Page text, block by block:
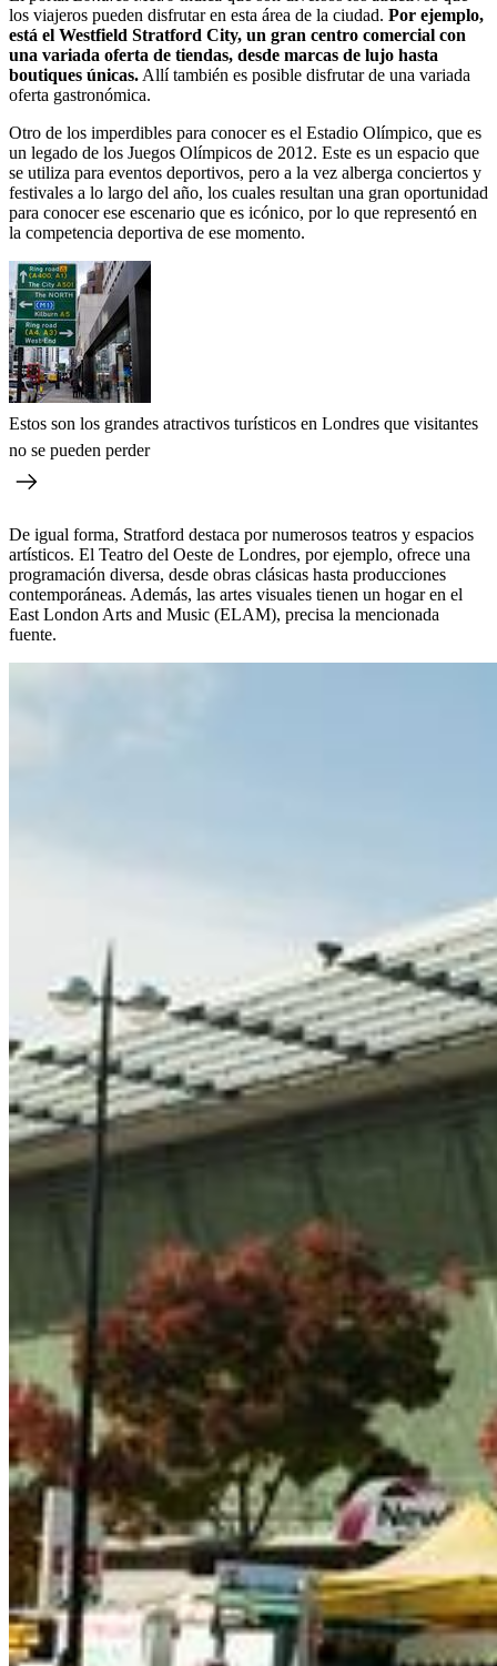
los viajeros pueden disfrutar en esta área de la ciudad. Por ejemplo,
está el Westfield Stratford City, un gran centro comercial con
una variada oferta de tiendas, desde marcas de lujo hasta
boutiques únicas. Allí también es posible disfrutar de una variada
oferta gastronómica.
Otro de los imperdibles para conocer es el Estadio Olímpico, que es
un legado de los Juegos Olímpicos de 2012. Este es un espacio que
se utiliza para eventos deportivos, pero a la vez alberga conciertos y
festivales a lo largo del año, los cuales resultan una gran oportunidad
para conocer ese escenario que es icónico, por lo que representó en
la competencia deportiva de ese momento.
Estos son los grandes atractivos turísticos en Londres que visitantes
no se pueden perder
De igual forma, Stratford destaca por numerosos teatros y espacios
artísticos. El Teatro del Oeste de Londres, por ejemplo, ofrece una
programación diversa, desde obras clásicas hasta producciones
contemporáneas. Además, las artes visuales tienen un hogar en el
East London Arts and Music (ELAM), precisa la mencionada
fuente.